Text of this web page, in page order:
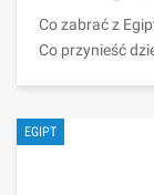
Co zabrać z
Co przynieść
EGIPT